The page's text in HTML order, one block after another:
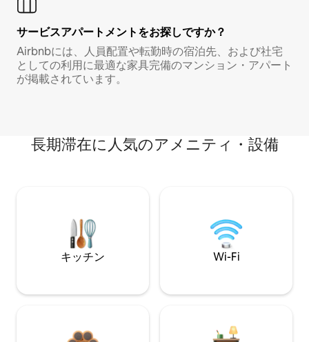
サービスアパートメントをお探しですか？
Airbnbには、人員配置や転勤時の宿泊先、および社宅
としての利用に最適な家具完備のマンション・アパート
が掲載されています。
長期滞在に人気のアメニティ・設備
キッチン Wi-Fi